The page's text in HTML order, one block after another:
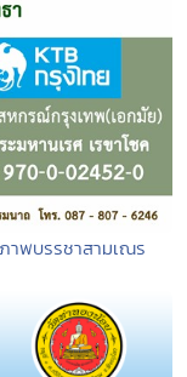
พบรรชาสามเณร